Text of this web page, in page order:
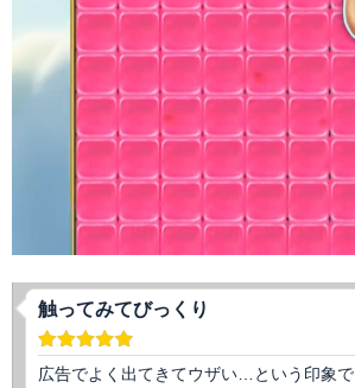
触ってみてびっくり
広告でよく出てきてウザい…という印象